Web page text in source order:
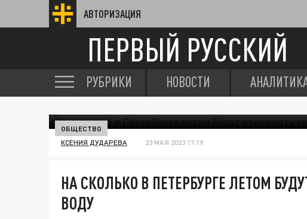
АВТОРИЗАЦИЯ
ПЕРВЫЙ РУССКИЙ
РУБРИКИ НОВОСТИ
ОБЩЕСТВО
КСЕНИЯ ДУДАРЕВА 23 МАЯ 2023 17:19
НА СКОЛЬКО В ПЕТЕРБУРГЕ ЛЕТОМ
ВОДУ